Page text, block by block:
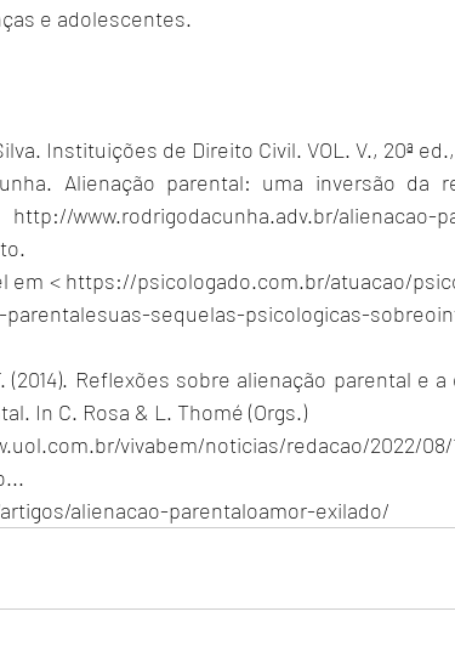
e adolescentes.
Instituições de Direito Civil. VOL. V., 20ª ed.,
Alienação parental: uma inversão da
http://www.rodrigodacunha.adv.br/alienacao-
.
em < https://psicologado.com.br/atuacao/
parentalesuas-sequelas-psicologicas-
(2014). Reflexões sobre alienação parental e
In C. Rosa & L. Thomé (Orgs.)
vivabem/noticias/redacao/2022/
alienacao-parentaloamor-exilado/